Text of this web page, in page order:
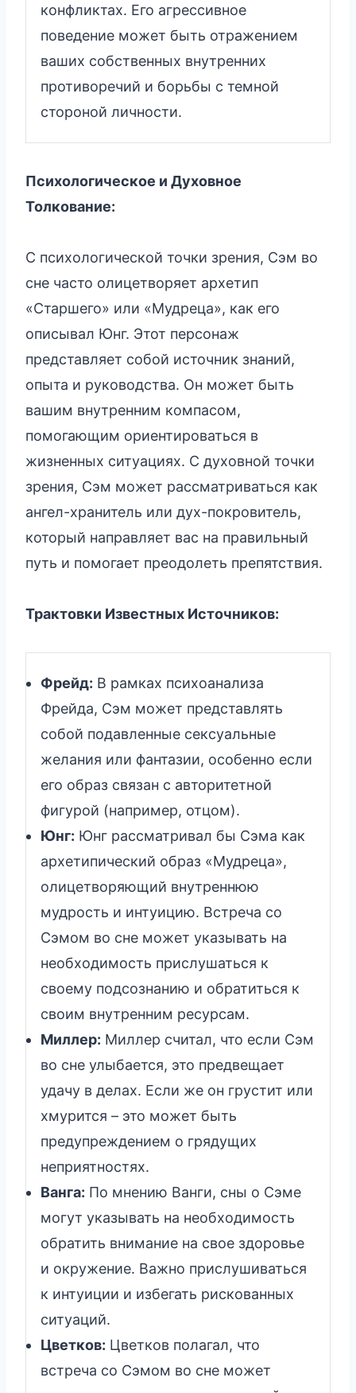
конфликтах. Его агрессивное
поведение может быть отражением
ваших собственных внутренних
противоречий и борьбы с темной
стороной личности.
Психологическое и Духовное
Толкование:
С психологической точки зрения, Сэм во
сне часто олицетворяет архетип
«Старшего» или «Мудреца», как его
описывал Юнг. Этот персонаж
представляет собой источник знаний,
опыта и руководства. Он может быть
вашим внутренним компасом,
помогающим ориентироваться в
жизненных ситуациях. С духовной точки
зрения, Сэм может рассматриваться как
ангел-хранитель или дух-покровитель,
который направляет вас на правильный
путь и помогает преодолеть препятствия.
Трактовки Известных Источников:
Фрейд: В рамках психоанализа
Фрейда, Сэм может представлять
собой подавленные сексуальные
желания или фантазии, особенно если
его образ связан с авторитетной
фигурой (например, отцом).
Юнг: Юнг рассматривал бы Сэма как
архетипический образ «Мудреца»,
олицетворяющий внутреннюю
мудрость и интуицию. Встреча со
Сэмом во сне может указывать на
необходимость прислушаться к
своему подсознанию и обратиться к
своим внутренним ресурсам.
Миллер: Миллер считал, что если Сэм
во сне улыбается, это предвещает
удачу в делах. Если же он грустит или
хмурится – это может быть
предупреждением о грядущих
неприятностях.
Ванга: По мнению Ванги, сны о Сэме
могут указывать на необходимость
обратить внимание на свое здоровье
и окружение. Важно прислушиваться
к интуиции и избегать рискованных
ситуаций.
Цветков: Цветков полагал, что
встреча со Сэмом во сне может